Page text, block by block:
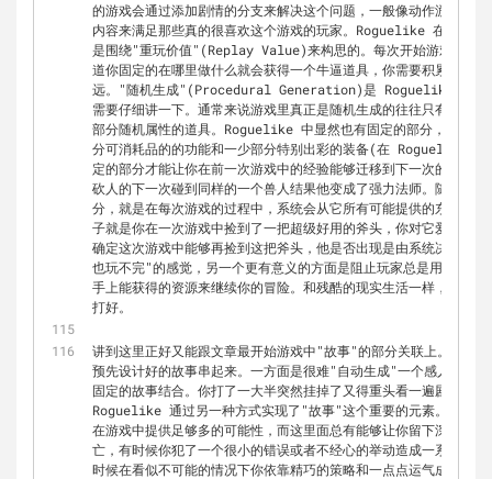
的游戏会通过添加剧情的分支来解决这个问题，一般像动作游戏和
内容来满足那些真的很喜欢这个游戏的玩家。Roguelike 在这方
是围绕"重玩价值"(Replay Value)来构思的。每次开始游戏，你面
道你固定的在哪里做什么就会获得一个牛逼道具，你需要积累经验
远。"随机生成"(Procedural Generation)是 Roguelike 重玩价
需要仔细讲一下。通常来说游戏里真正是随机生成的往往只有地形
部分随机属性的道具。Roguelike 中显然也有固定的部分，这里通
分可消耗品的的功能和一少部分特别出彩的装备(在 Roguelike
定的部分才能让你在前一次游戏中的经验能够迁移到下一次的游戏
砍人的下一次碰到同样的一个兽人结果他变成了强力法师。随机生
分，就是在每次游戏的过程中，系统会从它所有可能提供的东西中
子就是你在一次游戏中捡到了一把超级好用的斧头，你对它爱不释
确定这次游戏中能够再捡到这把斧头，他是否出现是由系统决定的
也玩不完"的感觉，另一个更有意义的方面是阻止玩家总是用某种固
手上能获得的资源来继续你的冒险。和残酷的现实生活一样，你不
打好。
讲到这里正好又能跟文章最开始游戏中"故事"的部分关联上。
预先设计好的故事串起来。一方面是很难"自动生成"一个感人的故
固定的故事结合。你打了一大半突然挂掉了又得重头看一遍剧情那
Roguelike 通过另一种方式实现了"故事"这个重要的元素。
在游戏中提供足够多的可能性，而这里面总有能够让你留下深刻印
亡，有时候你犯了一个很小的错误或者不经心的举动造成一系列连
时候在看似不可能的情况下你依靠精巧的策略和一点点运气成功逃